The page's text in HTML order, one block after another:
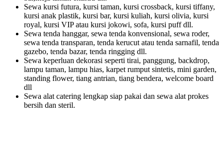
Sewa kursi futura, kursi taman, kursi crossback, kursi tiffany,
kursi anak plastik, kursi bar, kursi kuliah, kursi olivia, kursi
royal, kursi VIP atau kursi jokowi, sofa, kursi puff dll.
Sewa tenda hanggar, sewa tenda konvensional, sewa roder,
sewa tenda transparan, tenda kerucut atau tenda sarnafil, tenda
gazebo, tenda bazar, tenda ringging dll.
Sewa keperluan dekorasi seperti tirai, panggung, backdrop,
lampu taman, lampu hias, karpet rumput sintetis, mini garden,
standing flower, tiang antrian, tiang bendera, welcome board
dll
Sewa alat catering lengkap siap pakai dan sewa alat prokes
bersih dan steril.